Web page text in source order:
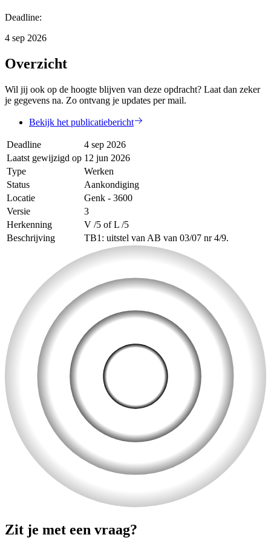
Deadline:
4 sep 2026
Overzicht
Wil jij ook op de hoogte blijven van deze opdracht? Laat dan zeker
je gegevens na. Zo ontvang je updates per mail.
Bekijk het publicatiebericht
Deadline
4 sep 2026
Laatst gewijzigd op 12 jun 2026
Type
Werken
Status
Aankondiging
Locatie
Genk - 3600
Versie
3
Herkenning
V /5 of L /5
Beschrijving
TB1: uitstel van AB van 03/07 nr 4/9.
Zit je met een vraag?